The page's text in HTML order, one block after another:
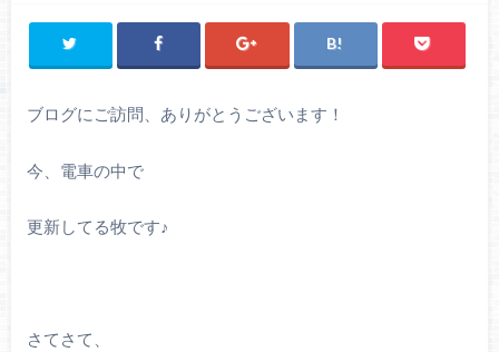
ブログにご訪問、ありがとうございます！
今、電車の中で
更新してる牧です♪
さてさて、